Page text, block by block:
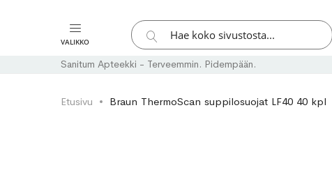
VALIKKO
Hae
Hae
Sanitum Apteekki - Terveemmin. Pidempään.
Etusivu Braun ThermoScan suppilosuojat LF40 40 kpl